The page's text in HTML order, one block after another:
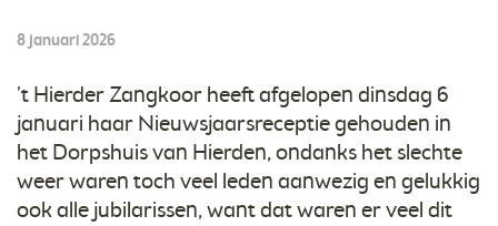
8 januari 2026
’t Hierder Zangkoor heeft afgelopen dinsdag 6
januari haar Nieuwsjaarsreceptie gehouden in
het Dorpshuis van Hierden, ondanks het slechte
weer waren toch veel leden aanwezig en gelukkig
ook alle jubilarissen, want dat waren er veel dit